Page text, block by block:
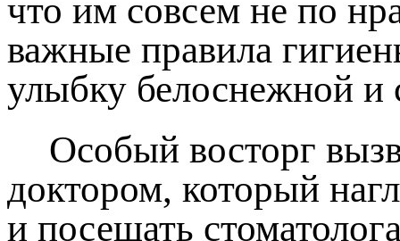
что им совсем не по
важные правила
улыбку белоснежной
Особый восторг
доктором, который
и посещать